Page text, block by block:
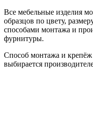
Все мебельные изделия
образцов по цвету,
способами монтажа и
фурнитуры.
Способ монтажа и крепёж
выбирается